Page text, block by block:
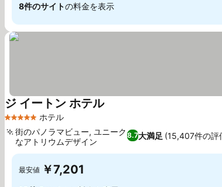
8件のサイトの料金を表示
5 ホテルのランク
ホテル
ジ イートン ホテル
8.7大満足 (15,407件の評
街のパノラマビュー, ユニーク
なアトリウムデザイン
最安値 ￥7,201